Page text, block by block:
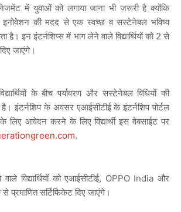
में युवाओं को लगाया जाना भी जरूरी है क्योंकि
इनोवेशन की मदद से एक स्वच्छ व सस्टेनेबल भविष्य
है। इन इंटर्नशिप्स में भाग लेने वाले विद्यार्थियों को 2 से
जाएंगे।
के बीच पर्यावरण और सस्टेनेबल विधियों की
है। इंटर्नशिप के अवसर एआईसीटीई के इंटर्नशिप पोर्टल
आवेदन करने के लिए विद्यार्थी इस वेबसाईट पर
.
वाले विद्यार्थियों को एआईसीटीई, OPPO India और
प्रमाणित सर्टिफिकेट दिए जाएंगे।